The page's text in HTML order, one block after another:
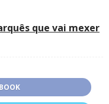
que vai mexer